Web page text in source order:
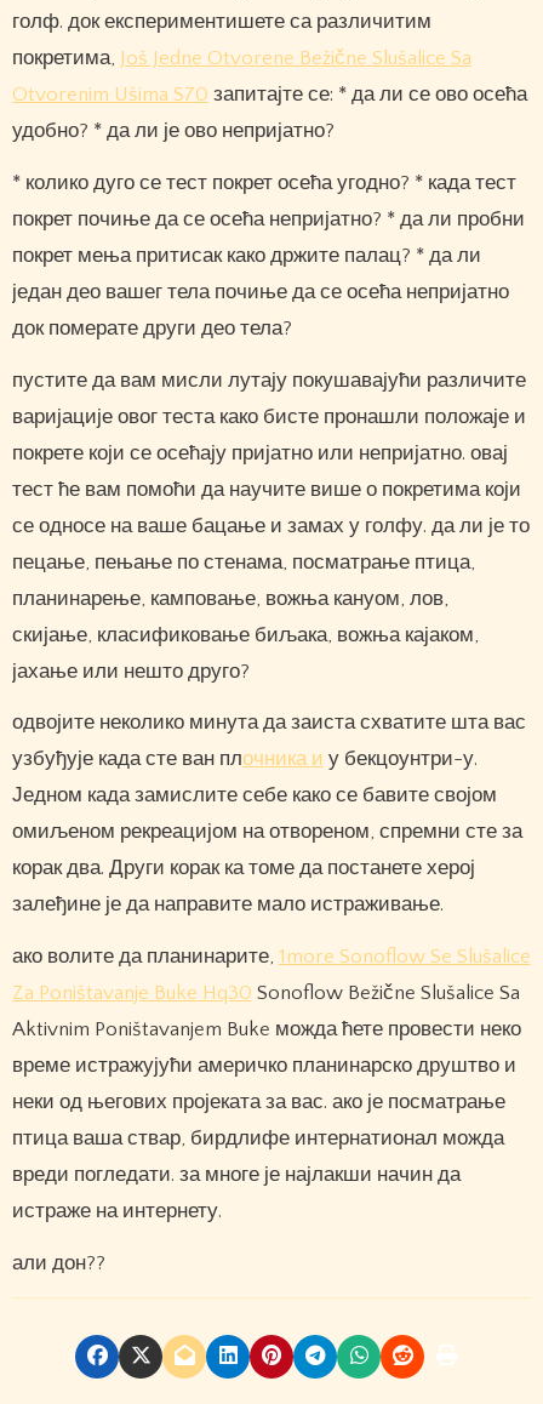
голф. док експериментишете са различитим
покретима, Još Jedne Otvorene Bežične Slušalice Sa
Otvorenim Ušima S70 запитајте се: * да ли се ово осећа
удобно? * да ли је ово непријатно?
* колико дуго се тест покрет осећа угодно? * када тест
покрет почиње да се осећа непријатно? * да ли пробни
покрет мења притисак како држите палац? * да ли
један део вашег тела почиње да се осећа непријатно
док померате други део тела?
пустите да вам мисли лутају покушавајући различите
варијације овог теста како бисте пронашли положаје и
покрете који се осећају пријатно или непријатно. овај
тест ће вам помоћи да научите више о покретима који
се односе на ваше бацање и замах у голфу. да ли је то
пецање, пењање по стенама, посматрање птица,
планинарење, камповање, вожња кануом, лов,
скијање, класификовање биљака, вожња кајаком,
јахање или нешто друго?
одвојите неколико минута да заиста схватите шта вас
узбуђује када сте ван плочника и у бекцоунтри-у.
Једном када замислите себе како се бавите својом
омиљеном рекреацијом на отвореном, спремни сте за
корак два. Други корак ка томе да постанете херој
залеђине је да направите мало истраживање.
ако волите да планинарите, 1more Sonoflow Se Slušalice
Za Poništavanje Buke Hq30 Sonoflow Bežične Slušalice Sa
Aktivnim Poništavanjem Buke можда ћете провести неко
време истражујући америчко планинарско друштво и
неки од његових пројеката за вас. ако је посматрање
птица ваша ствар, бирдлифе интернатионал можда
вреди погледати. за многе је најлакши начин да
истраже на интернету.
али дон??